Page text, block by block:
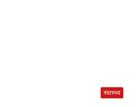
स्वास्थ्य